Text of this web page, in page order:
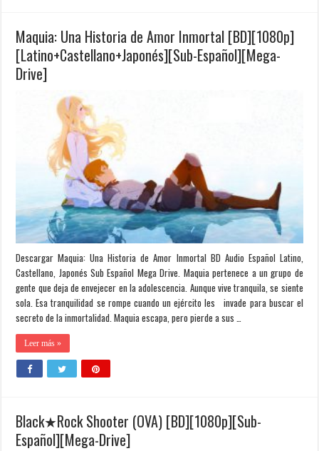
Maquia: Una Historia de Amor Inmortal [BD][1080p]
[Latino+Castellano+Japonés][Sub-Español][Mega-
Drive]
Descargar Maquia: Una Historia de Amor Inmortal BD Audio Español Latino,
Castellano, Japonés Sub Español Mega Drive. Maquia pertenece a un grupo de
gente que deja de envejecer en la adolescencia. Aunque vive tranquila, se siente
sola. Esa tranquilidad se rompe cuando un ejército les invade para buscar el
secreto de la inmortalidad. Maquia escapa, pero pierde a sus …
Leer más »
Black★Rock Shooter (OVA) [BD][1080p][Sub-
Español][Mega-Drive]